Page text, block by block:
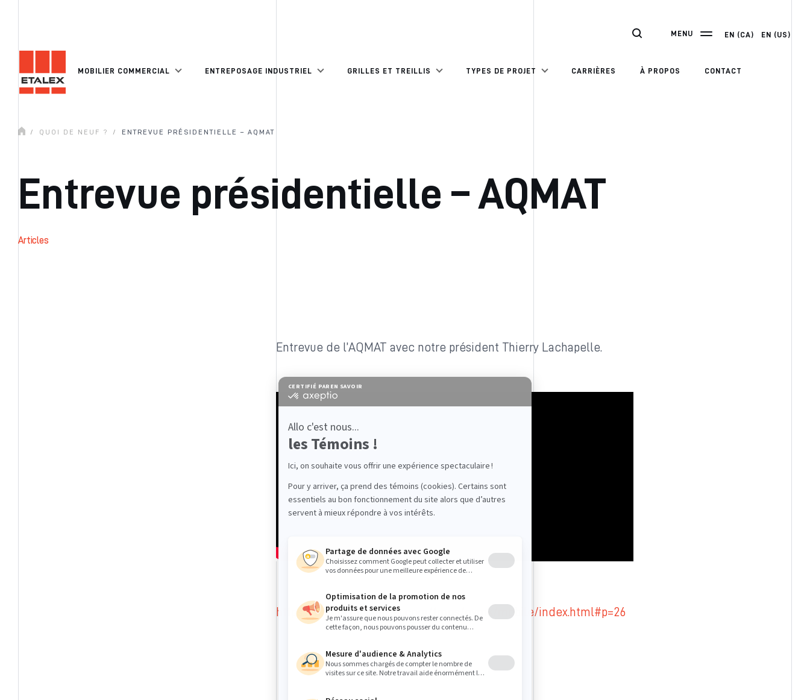
MOBILIER COMMERCIAL ENTREPOSAGE INDUSTRIEL GRILLES ET TREILLIS TYPES DE PROJET CARRIÈRES À PROPOS CONTACT
MENU EN (CA) EN (US)
/ QUOI DE NEUF ? / ENTREVUE PRÉSIDENTIELLE – AQMAT
Entrevue présidentielle – AQMAT
Articles
Entrevue de l’AQMAT avec notre président Thierry Lachapelle.
https://online.flipbuilder.com/tmgs/ovmk/mobile/index.html#p=26